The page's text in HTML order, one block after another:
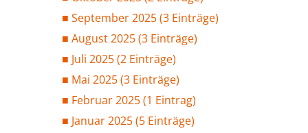
September 2025 (3 Einträge)
August 2025 (3 Einträge)
Juli 2025 (2 Einträge)
Mai 2025 (3 Einträge)
Februar 2025 (1 Eintrag)
Januar 2025 (5 Einträge)